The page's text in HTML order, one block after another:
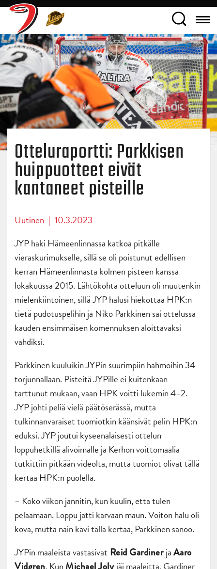
Otteluraportti: Parkkisen
huippuotteet eivät
kantaneet pisteille
Uutinen | 10.3.2023
JYP haki Hämeenlinnassa katkoa pitkälle
vieraskurimukselle, sillä se oli poistunut edellisen
kerran Hämeenlinnasta kolmen pisteen kanssa
lokakuussa 2015. Lähtökohta otteluun oli muutenkin
mielenkiintoinen, sillä JYP halusi hiekottaa HPK:n
tietä pudotuspelihin ja Niko Parkkinen sai ottelussa
kauden ensimmäisen komennuksen aloittavaksi
vahdiksi.
Parkkinen kuuluikin JYPin suurimpiin hahmoihin 34
torjunnallaan. Pisteitä JYPille ei kuitenkaan
tarttunut mukaan, vaan HPK voitti lukemin 4–2.
JYP johti peliä vielä päätöserässä, mutta
tulkinnanvaraiset tuomiotkin käänsivät pelin HPK:n
eduksi. JYP joutui kyseenalaisesti ottelun
loppuhetkillä alivoimalle ja Kerhon voittomaalia
tutkittiin pitkään videolta, mutta tuomiot olivat tällä
kertaa HPK:n puolella.
– Koko viikon jännitin, kun kuulin, että tulen
pelaamaan. Loppu jätti karvaan maun. Voiton halu oli
kova, mutta näin kävi tällä kertaa, Parkkinen sanoo.
JYPin maaleista vastasivat Reid GardinerjaAaro